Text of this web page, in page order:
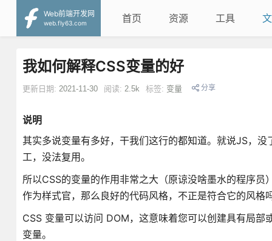
Web前端开发网
web.fly63.com
首页 资源 工具
我如何解释CSS变量的好
更新日期: 2021-11-30 阅读: 2.5k 标签: 变量 分享
说明
其实多说变量有多好，干我们这行的都知道。就说JS，
工，没法复用。
所以CSS的变量的作用非常之大（原谅没啥墨水的程序
作为样式官，那么良好的代码风格，不正是符合它的风格
CSS 变量可以访问 DOM，这意味着您可以创建具有局
变量。